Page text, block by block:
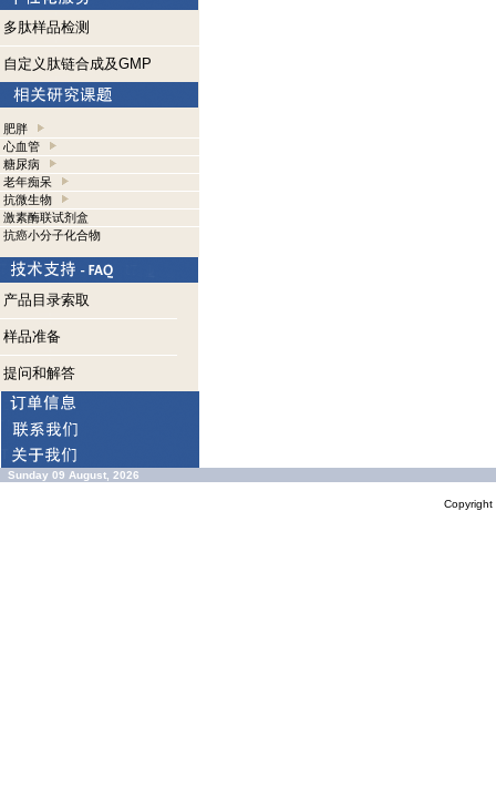
多肽样品检测
自定义肽链合成及GMP
肥胖
心血管
糖尿病
老年痴呆
抗微生物
激素酶联试剂盒
抗癌小分子化合物
产品目录索取
样品准备
提问和解答
Sunday 09 August, 2026